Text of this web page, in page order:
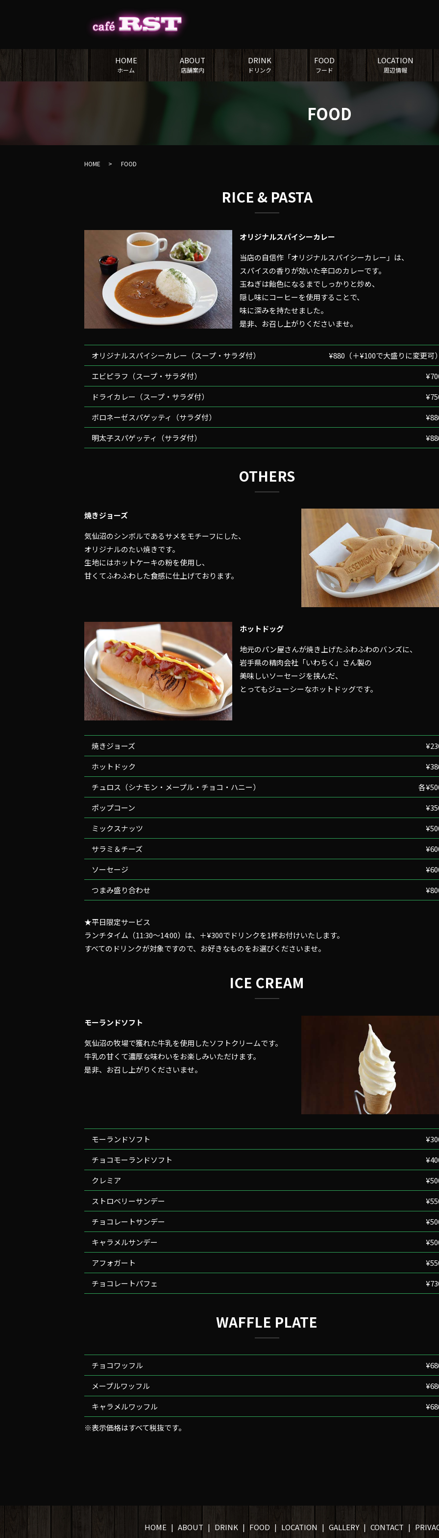
HOME
ホーム
ABOUT
店舗案内
DRINK
ドリンク
FOOD
フード
LOCATION
周辺情報
FOOD
HOME FOOD
RICE & PASTA
オリジナルスパイシーカレー
当店の自信作「オリジナルスパイシーカレー」は、
スパイスの香りが効いた辛口のカレーです。
玉ねぎは飴色になるまでしっかりと炒め、
隠し味にコーヒーを使用することで、
味に深みを持たせました。
是非、お召し上がりくださいませ。
オリジナルスパイシーカレー（スープ・サラダ付）
¥880（＋¥100で大盛りに変更可
エビピラフ（スープ・サラダ付）
ドライカレー（スープ・サラダ付）
ボロネーゼスパゲッティ（サラダ付）
明太子スパゲッティ（サラダ付）
OTHERS
焼きジョーズ
気仙沼のシンボルであるサメをモチーフにした、
オリジナルのたい焼きです。
生地にはホットケーキの粉を使用し、
甘くてふわふわした食感に仕上げております。
ホットドッグ
地元のパン屋さんが焼き上げたふわふわのバンズに、
岩手県の精肉会社「いわちく」さん製の
美味しいソーセージを挟んだ、
とってもジューシーなホットドッグです。
焼きジョーズ
ホットドック
チュロス（シナモン・メープル・チョコ・ハニー）
各
ポップコーン
ミックスナッツ
サラミ＆チーズ
ソーセージ
つまみ盛り合わせ
★平日限定サービス
ランチタイム（11:30～14:00）は、＋¥300でドリンクを1杯お付けいたします。
すべてのドリンクが対象ですので、お好きなものをお選びくださいませ。
ICE CREAM
モーランドソフト
気仙沼の牧場で獲れた牛乳を使用したソフトクリームです。
牛乳の甘くて濃厚な味わいをお楽しみいただけます。
是非、お召し上がりくださいませ。
モーランドソフト
チョコモーランドソフト
クレミア
ストロベリーサンデー
チョコレートサンデー
キャラメルサンデー
アフォガート
チョコレートパフェ
WAFFLE PLATE
チョコワッフル
メープルワッフル
キャラメルワッフル
※表示価格はすべて税抜です。
HOME ABOUT DRINK FOOD LOCATION GALLERY CONTACT